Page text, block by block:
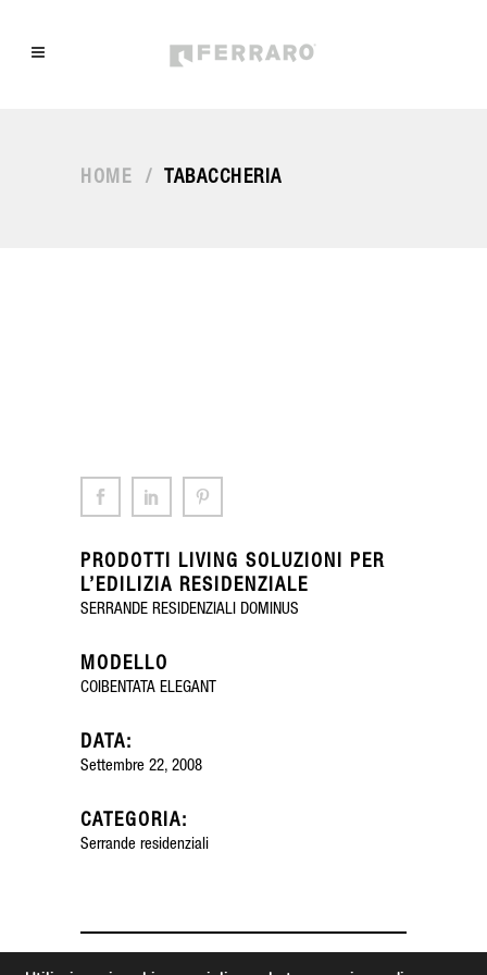
HOME / TABACCHERIA
PRODOTTI LIVING SOLUZIONI PER
L’EDILIZIA RESIDENZIALE
SERRANDE RESIDENZIALI DOMINUS
MODELLO
COIBENTATA ELEGANT
DATA:
Settembre 22, 2008
CATEGORIA:
Serrande residenziali